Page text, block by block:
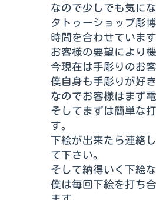
なので少しでも気に
タトゥーショップ彫
時間を合わせていま
お客様の要望により
今現在は手彫りのお
僕自身も手彫りが好き
なのでお客様はまず
そしてまずは簡単な
す。
下絵が出来たら連絡
て下さい。
そして納得いく下絵
僕は毎回下絵を打ち